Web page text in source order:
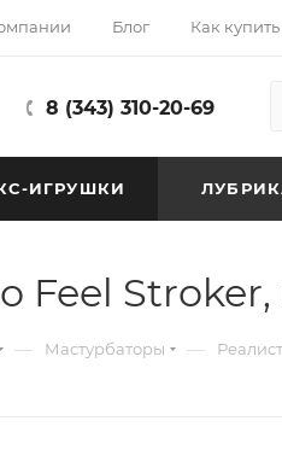
Блог Как купить
8 (343) 310-20-69
ИГРУШКИ
Feel Stroker,
— Мастурбаторы —